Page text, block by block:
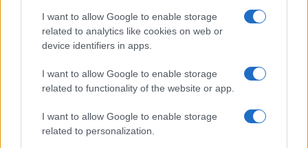
I want to allow Google to enable storage
related to analytics like cookies on web or
device identifiers in apps.
I want to allow Google to enable storage
related to functionality of the website or app.
I want to allow Google to enable storage
related to personalization.
Edgar Gilberto Fabris Contreras capturado por fraude de 621
Diego Martín · 7 Ago 2026